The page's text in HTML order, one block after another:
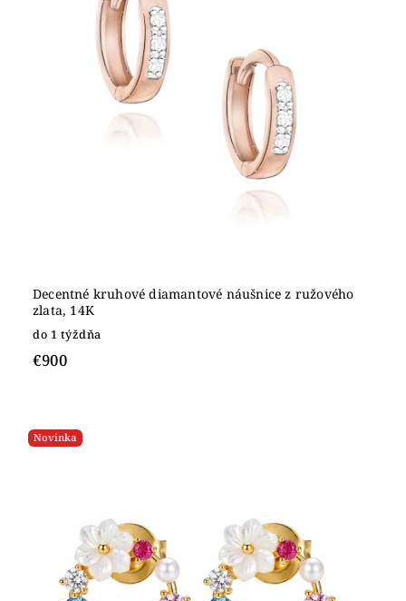
Decentné kruhové diamantové náušnice z ružového
zlata, 14K
do 1 týždňa
€900
Novinka